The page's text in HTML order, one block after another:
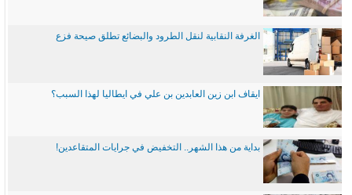
الغرفة النقابية لنقل الطرود والبضائع تطلق صيحة فزع
ايقاف ابن زين العابدين بن علي في ايطاليا لهذا السبب؟
بداية من هذا الشهر.. التخفيض في جرايات المتقاعدين!